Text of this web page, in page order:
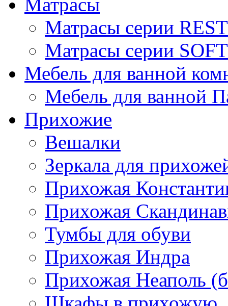
Матрасы
Матрасы серии REST
Матрасы серии SOFT
Мебель для ванной
Мебель для ванной
Прихожие
Вешалки
Зеркала для
Прихожая
Прихожая
Тумбы для обуви
Прихожая Индра
Прихожая Неаполь